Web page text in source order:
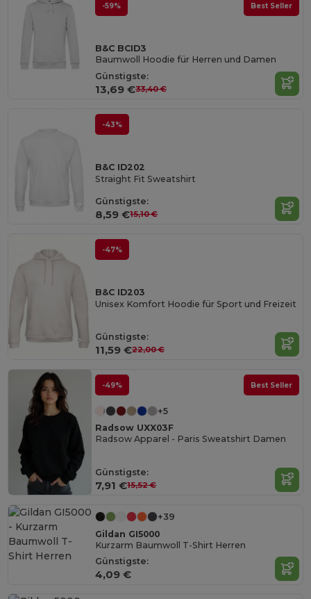
-59% Best Seller
B&C BCID3
Baumwoll Hoodie für Herren und Damen
Günstigste:
13,69 €33,40 €
-43%
B&C ID202
Straight Fit Sweatshirt
Günstigste:
8,59 €15,10 €
-47%
B&C ID203
Unisex Komfort Hoodie für Sport und Freizeit
Günstigste:
11,59 €22,00 €
-49% Best Seller
+5
Radsow UXX03F
Radsow Apparel - Paris Sweatshirt Damen
Günstigste:
7,91 €15,52 €
+39
Gildan GI5000
Kurzarm Baumwoll T-Shirt Herren
Günstigste:
4,09 €